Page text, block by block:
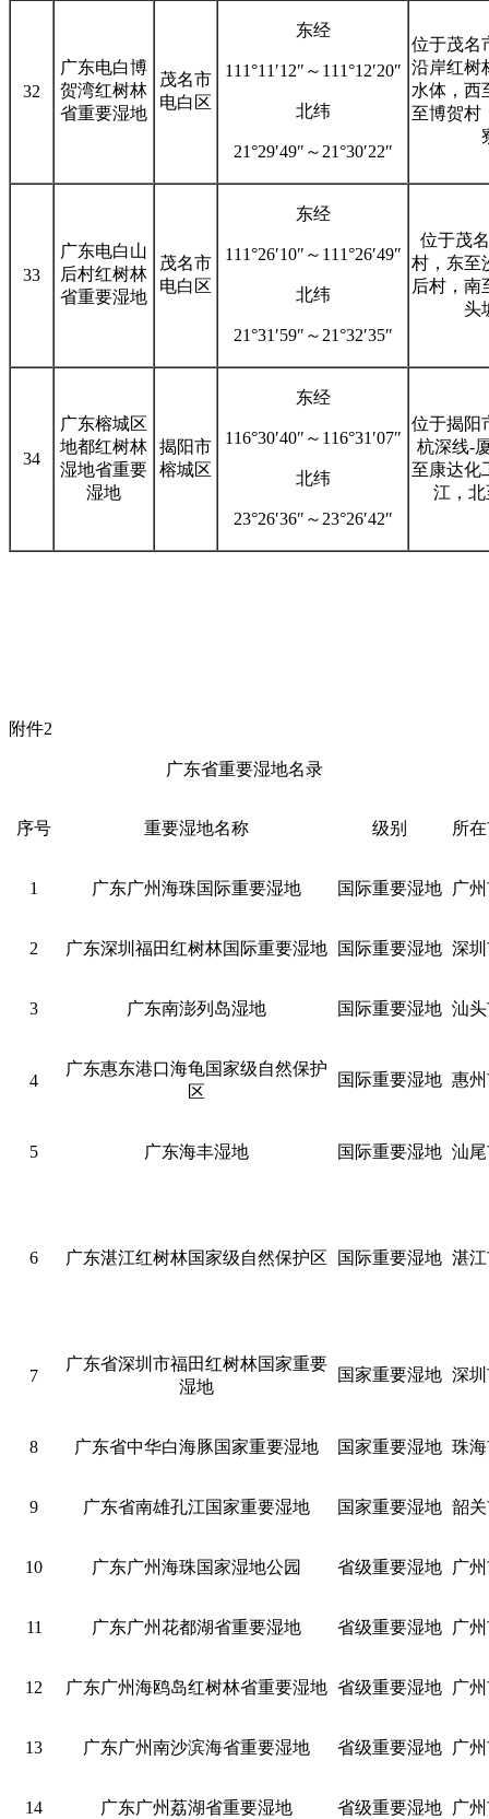
32
广东电白博
贺湾红树林
省重要湿地
茂名市
电白区
东经
111°11′12″～111°12′20″
北纬
21°29′49″～21°30′22″
位于茂名
沿岸红树
水体，西
至博贺村
33
广东电白山
后村红树林
省重要湿地
茂名市
电白区
东经
111°26′10″～111°26′49″
北纬
21°31′59″～21°32′35″
位于茂
村，东至
后村，南
头
34
广东榕城区
地都红树林
湿地省重要
湿地
揭阳市
榕城区
东经
116°30′40″～116°31′07″
北纬
23°26′36″～23°26′42″
位于揭阳
杭深线-
至康达化
江，北
附件2
广东省重要湿地名录
序号 重要湿地名称 级别 所
1 广东广州海珠国际重要湿地 国际重要湿地 广
2 广东深圳福田红树林国际重要湿地 国际重要湿地 深
3 广东南澎列岛湿地 国际重要湿地 汕
4
广东惠东港口海龟国家级自然保护
区
国际重要湿地 惠
5 广东海丰湿地 国际重要湿地 汕
6 广东湛江红树林国家级自然保护区 国际重要湿地 湛
7
广东省深圳市福田红树林国家重要
湿地
国家重要湿地 深
8 广东省中华白海豚国家重要湿地 国家重要湿地 珠
9 广东省南雄孔江国家重要湿地 国家重要湿地 韶
10 广东广州海珠国家湿地公园 省级重要湿地 广
11 广东广州花都湖省重要湿地 省级重要湿地 广
12 广东广州海鸥岛红树林省重要湿地 省级重要湿地 广
13 广东广州南沙滨海省重要湿地 省级重要湿地 广
14 广东广州荔湖省重要湿地 省级重要湿地 广